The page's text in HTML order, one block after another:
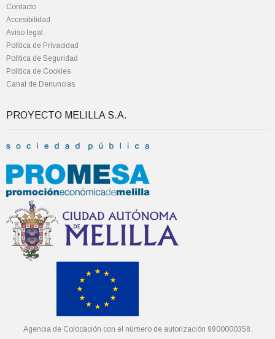
Contacto
Accesibilidad
Aviso legal
Política de Privacidad
Política de Seguridad
Política de Cookies
Canal de Denuncias
PROYECTO MELILLA S.A.
Agencia de Colocación con el número de autorización 9900000358.